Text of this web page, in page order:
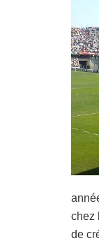
chez
de